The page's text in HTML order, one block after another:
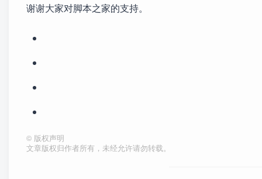
谢谢大家对脚本之家的支持。
© 版权声明
文章版权归作者所有，未经允许请勿转载。